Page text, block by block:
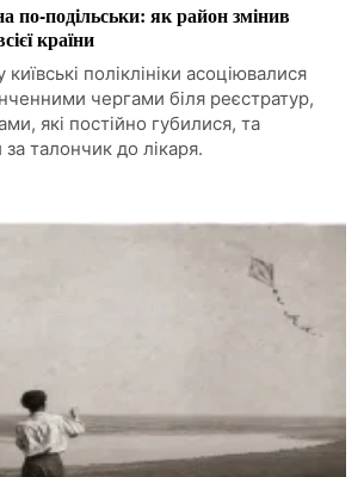
по-подільськи: як район змінив
країни
поліклініки асоціювалися
чергами біля реєстратур,
які постійно губилися, та
талончик до лікаря.